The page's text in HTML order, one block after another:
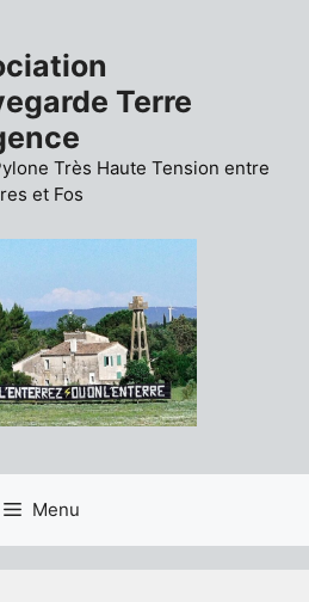
Terre
Très Haute Tension entre
et Fos
Menu